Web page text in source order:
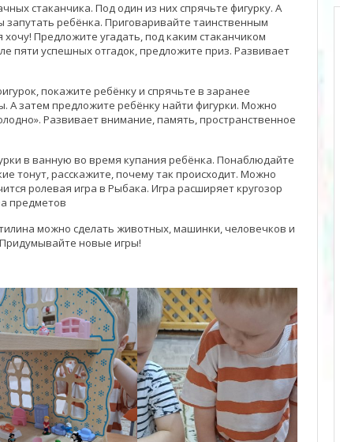
стаканчика. Под один из них спрячьте фигурку. А
запутать ребёнка. Приговаривайте таинственным
хочу! Предложите угадать, под каким стаканчиком
пяти успешных отгадок, предложите приз. Развивает
покажите ребёнку и спрячьте в заранее
А затем предложите ребёнку найти фигурки. Можно
Развивает внимание, память, пространственное
в ванную во время купания ребёнка. Понаблюдайте
тонут, расскажите, почему так происходит. Можно
ролевая игра в Рыбака. Игра расширяет кругозор
предметов
можно сделать животных, машинки, человечков и
новые игры!